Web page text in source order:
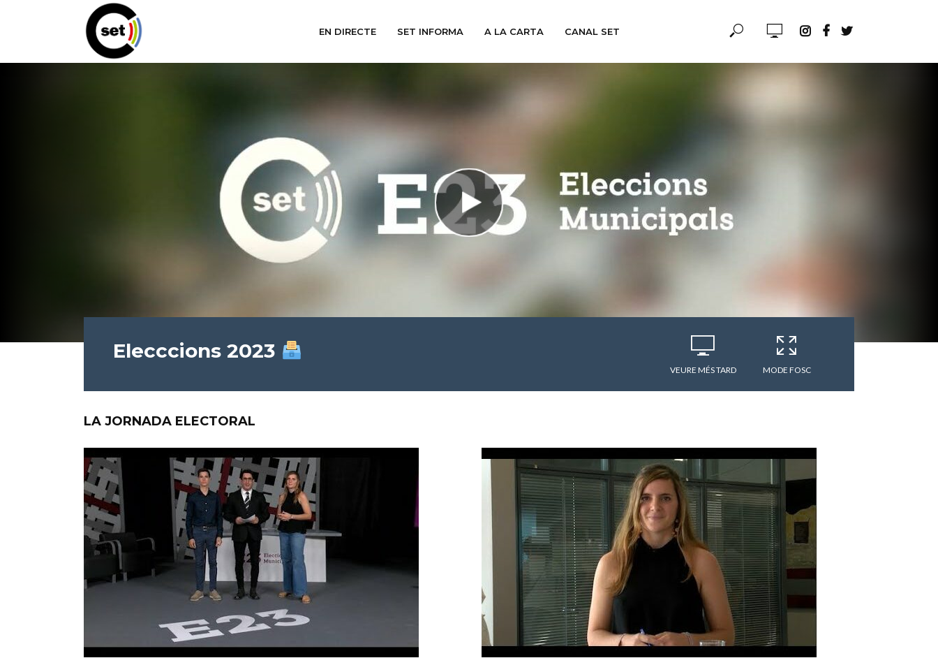
EN DIRECTE SET INFORMA A LA CARTA CANAL SET
Elecccions 2023
VEURE MÉS TARD MODE FOSC
LA JORNADA ELECTORAL